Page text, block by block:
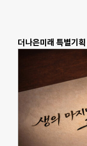
더나은미래 특별기획